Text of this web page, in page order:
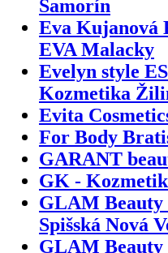
Šamorín
Eva
EVA Malacky
Evelyn style
Kozmetika
Evita
For Body
GARANT
GK -
GLAM
Spišská Nová
GLAM